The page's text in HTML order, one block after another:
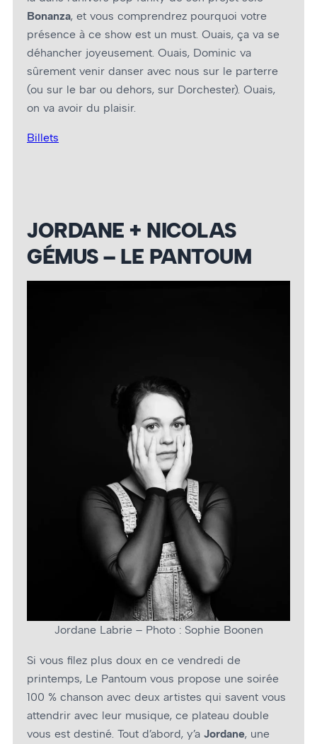
Bonanza, et vous comprendrez pourquoi votre
présence à ce show est un must. Ouais, ça va se
déhancher joyeusement. Ouais, Dominic va
sûrement venir danser avec nous sur le parterre
(ou sur le bar ou dehors, sur Dorchester). Ouais,
on va avoir du plaisir.
Billets
JORDANE + NICOLAS
GÉMUS – LE PANTOUM
Jordane Labrie – Photo : Sophie Boonen
Si vous filez plus doux en ce vendredi de
printemps, Le Pantoum vous propose une soirée
100 % chanson avec deux artistes qui savent vous
attendrir avec leur musique, ce plateau double
vous est destiné. Tout d’abord, y’a Jordane, une